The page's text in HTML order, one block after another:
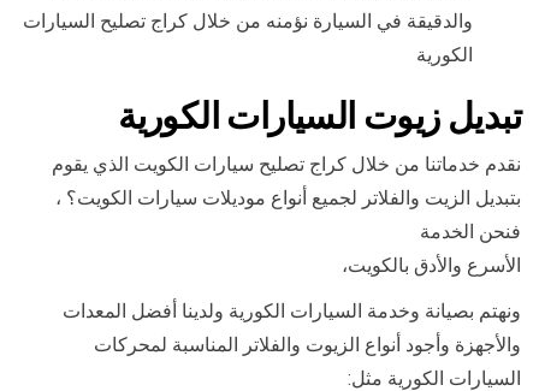
والدقيقة في السيارة نؤمنه من خلال كراج تصليح السيارات
الكورية
تبديل زيوت السيارات الكورية
نقدم خدماتنا من خلال كراج تصليح سيارات الكويت الذي يقوم
بتبديل الزيت والفلاتر لجميع أنواع موديلات سيارات الكويت؟ ،
فنحن الخدمة
الأسرع والأدق بالكويت،
ونهتم بصيانة وخدمة السيارات الكورية ولدينا أفضل المعدات
والأجهزة وأجود أنواع الزيوت والفلاتر المناسبة لمحركات
السيارات الكورية مثل: